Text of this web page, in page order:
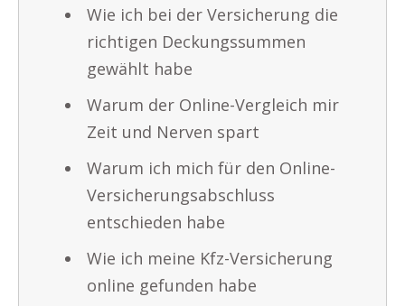
Wie ich bei der Versicherung die
richtigen Deckungssummen
gewählt habe
Warum der Online-Vergleich mir
Zeit und Nerven spart
Warum ich mich für den Online-
Versicherungsabschluss
entschieden habe
Wie ich meine Kfz-Versicherung
online gefunden habe